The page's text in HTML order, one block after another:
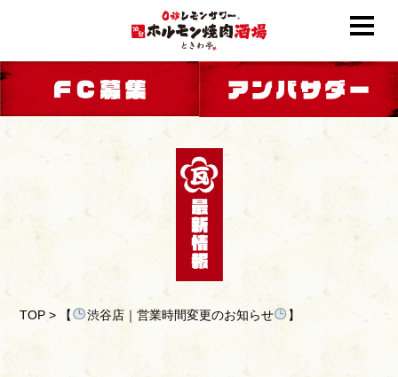
TOP > 【 渋谷店｜営業時間変更のお知らせ 】